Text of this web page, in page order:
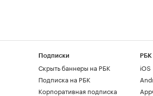
Подписки
Скрыть баннеры на РБК
Подписка на РБК
Корпоративная подписка
РБК
iOS